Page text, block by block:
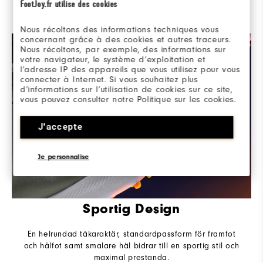
FootJoy.fr utilise des cookies
Nous récoltons des informations techniques vous
concernant grâce à des cookies et autres traceurs.
Nous récoltons, par exemple, des informations sur
votre navigateur, le système d’exploitation et
l’adresse IP des appareils que vous utilisez pour vous
connecter à Internet. Si vous souhaitez plus
d’informations sur l’utilisation de cookies sur ce site,
vous pouvez consulter notre Politique sur les cookies.
J'accepte
Je personnalise
Den lätta och dämpande Stratolite-mellansulan ger
Sportig Design
En helrundad tåkaraktär, standardpassform för framfot
och hålfot samt smalare häl bidrar till en sportig stil och
maximal prestanda.